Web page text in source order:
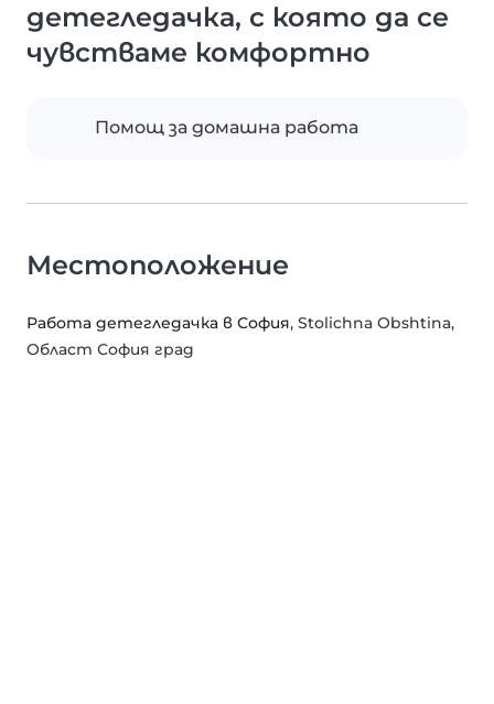
детегледачка, с която да се
чувстваме комфортно
Помощ за домашна работа
Местоположение
Работа детегледачка в София, Stolichna Obshtina,
Област София град